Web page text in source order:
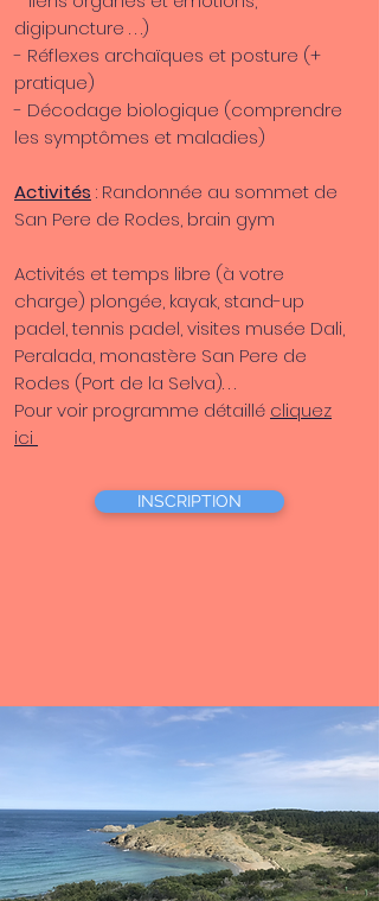
digipuncture . . .)
- Réflexes archaïques et posture (+
pratique)
- Décodage biologique (comprendre
les symptômes et maladies)
Activités : Randonnée au sommet de
San Pere de Rodes, brain gym
Activités et temps libre (à votre
charge) plongée, kayak, stand-up
padel, tennis padel, visites musée Dali,
Peralada, monastère San Pere de
Rodes (Port de la Selva). . .
Pour voir programme détaillé cliquez
ici
INSCRIPTION